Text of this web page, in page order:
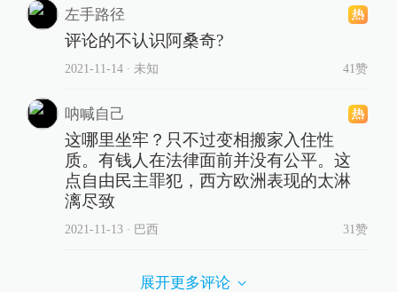
左手路径
评论的不认识阿桑奇?
2021-11-14∙ 未知 41赞
呐喊自己
这哪里坐牢？只不过变相搬家入住性
质。有钱人在法律面前并没有公平。这
点自由民主罪犯，西方欧洲表现的太淋
漓尽致
2021-11-13∙ 巴西 31赞
展开更多评论